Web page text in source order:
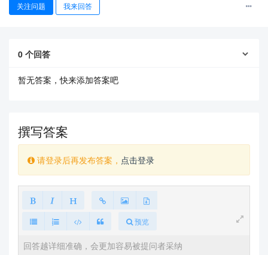
查看更多
关注问题 我来回答
0 个回答
暂无答案，快来添加答案吧
撰写答案
请登录后再发布答案， 点击登录
预览